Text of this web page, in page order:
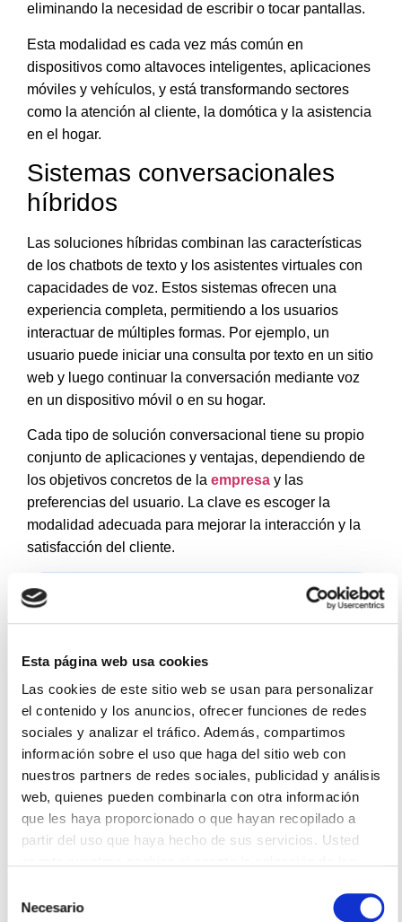
Esta página web usa cookies
Las cookies de este sitio web se usan para personalizar
el contenido y los anuncios, ofrecer funciones de redes
sociales y analizar el tráfico. Además, compartimos
información sobre el uso que haga del sitio web con
nuestros partners de redes sociales, publicidad y análisis
web, quienes pueden combinarla con otra información
que les haya proporcionado o que hayan recopilado a
partir del uso que haya hecho de sus servicios. Usted
Necesario
eliminando la necesidad de escribir o tocar pantallas.
Esta modalidad es cada vez más común en
dispositivos como altavoces inteligentes, aplicaciones
móviles y vehículos, y está transformando sectores
como la atención al cliente, la domótica y la asistencia
en el hogar.
Sistemas conversacionales
híbridos
Las soluciones híbridas combinan las características
de los chatbots de texto y los asistentes virtuales con
capacidades de voz. Estos sistemas ofrecen una
experiencia completa, permitiendo a los usuarios
interactuar de múltiples formas. Por ejemplo, un
usuario puede iniciar una consulta por texto en un sitio
web y luego continuar la conversación mediante voz
en un dispositivo móvil o en su hogar.
Cada tipo de solución conversacional tiene su propio
conjunto de aplicaciones y ventajas, dependiendo de
los objetivos concretos de la empresa y las
preferencias del usuario. La clave es escoger la
modalidad adecuada para mejorar la interacción y la
satisfacción del cliente.
¿Tu empresa necesita
responder más
llamadas sin saturar
al equipo?
ConSmart Voicepuedes integrar un asistente
de IA en tus llamadastelefónicas para
responder consultas, filtrar solicitudes y derivar
cada contacto al equipo adecuado de forma
automática.